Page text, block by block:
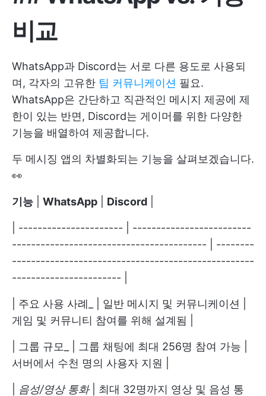
비교
WhatsApp과 Discord는 서로 다른 용도로 사용되
며, 각자의 고유한 팀 커뮤니케이션 필요.
WhatsApp은 간단하고 직관적인 메시지 제공에 제
한이 있는 반면, Discord는 게이머를 위한 다양한
기능을 배열하여 제공합니다.
두 메시징 앱의 차별화되는 기능을 살펴보겠습니다.
👀
기능 WhatsApp Discord
| ---------------------- | -------------------------
----------------------------------------- | --------
---------------------------------------------------
----------------------- |
| 주요 사용 사례_ | 일반 메시지 및 커뮤니케이션 |
게임 및 커뮤니티 참여를 위해 설계됨 |
| 그룹 규모_ | 그룹 채팅에 최대 256명 참여 가능 |
서버에서 수천 명의 사용자 지원 |
음성/영상 통화| 최대 32명까지 영상 및 음성 통